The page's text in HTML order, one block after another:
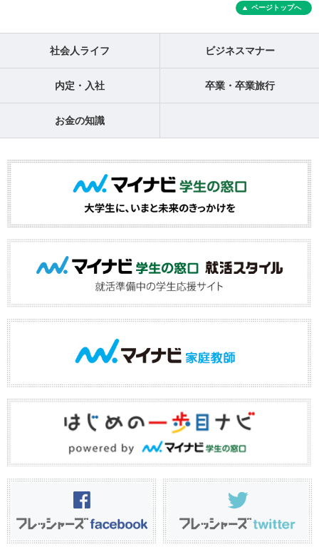
ページトップへ
社会人ライフ ビジネスマナー
内定・入社 卒業・卒業旅行
お金の知識